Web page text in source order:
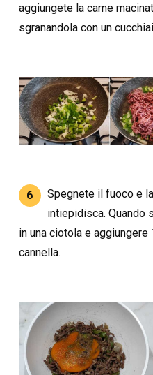
aggiungete la carne
sgranandola con un
6
Spegnete il fuoco e
intiepidisca. Quando
in una ciotola e
cannella.